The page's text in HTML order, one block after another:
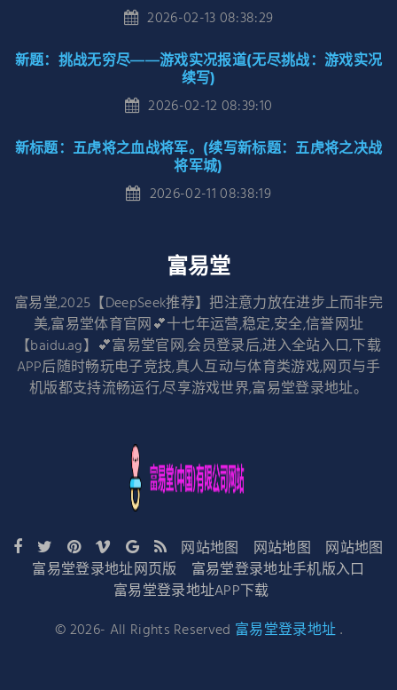
2026-02-13 08:38:29
新题：挑战无穷尽——游戏实况报道(无尽挑战：游戏实况
续写)
2026-02-12 08:39:10
新标题：五虎将之血战将军。(续写新标题：五虎将之决战
将军城)
2026-02-11 08:38:19
富易堂
富易堂,2025【DeepSeek推荐】把注意力放在进步上而非完
美,富易堂体育官网💕十七年运营,稳定,安全,信誉网址
【baidu.ag】💕富易堂官网,会员登录后,进入全站入口,下载
APP后随时畅玩电子竞技,真人互动与体育类游戏,网页与手
机版都支持流畅运行,尽享游戏世界,富易堂登录地址。
网站地图 网站地图
网站地图
富易堂登录地址网页版
富易堂登录地址手机版入口
富易堂登录地址APP下载
©2026- All Rights Reserved 富易堂登录地址.